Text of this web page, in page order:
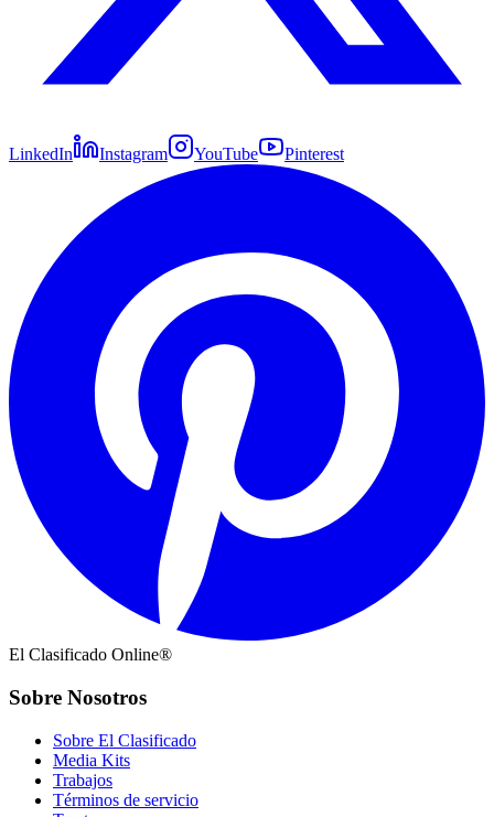
LinkedIn Instagram YouTube Pinterest
El Clasificado Online®
Sobre Nosotros
Sobre El Clasificado
Media Kits
Trabajos
Términos de servicio